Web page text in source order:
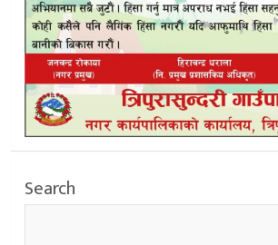
Search